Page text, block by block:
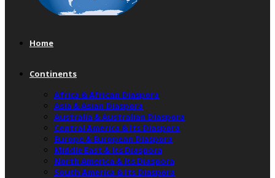
Home
Continents
Africa & African Diaspora
Asia & Asian Diaspora
Australia & Australian Diaspora
Central America & Its Diaspora
Europe & European Diaspora
Middle East & Its Diaspora
North America & Its Diaspora
South America & Its Diaspora